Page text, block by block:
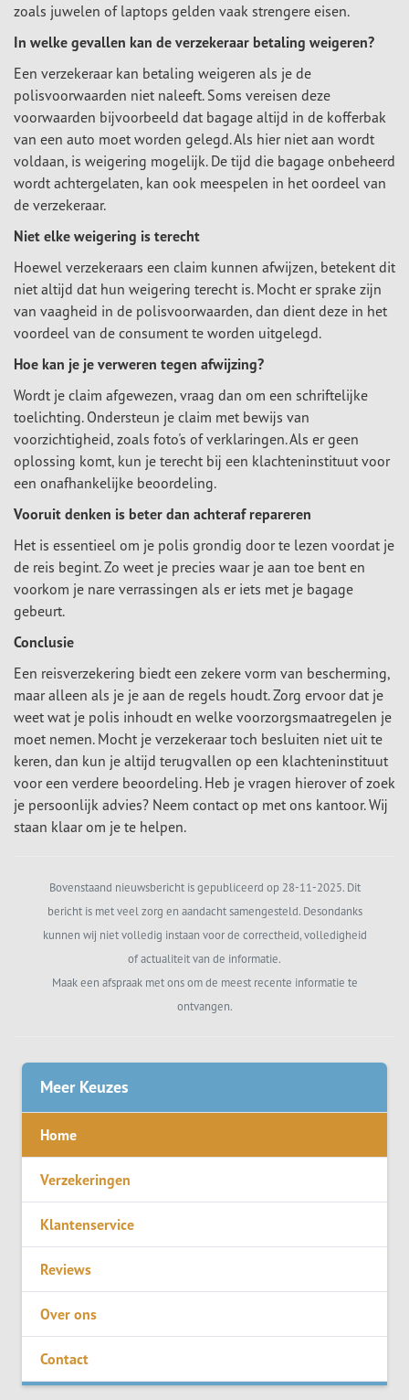
zoals juwelen of laptops gelden vaak strengere eisen.
In welke gevallen kan de verzekeraar betaling weigeren?
Een verzekeraar kan betaling weigeren als je de
polisvoorwaarden niet naleeft. Soms vereisen deze
voorwaarden bijvoorbeeld dat bagage altijd in de kofferbak
van een auto moet worden gelegd. Als hier niet aan wordt
voldaan, is weigering mogelijk. De tijd die bagage onbeheerd
wordt achtergelaten, kan ook meespelen in het oordeel van
de verzekeraar.
Niet elke weigering is terecht
Hoewel verzekeraars een claim kunnen afwijzen, betekent dit
niet altijd dat hun weigering terecht is. Mocht er sprake zijn
van vaagheid in de polisvoorwaarden, dan dient deze in het
voordeel van de consument te worden uitgelegd.
Hoe kan je je verweren tegen afwijzing?
Wordt je claim afgewezen, vraag dan om een schriftelijke
toelichting. Ondersteun je claim met bewijs van
voorzichtigheid, zoals foto's of verklaringen. Als er geen
oplossing komt, kun je terecht bij een klachteninstituut voor
een onafhankelijke beoordeling.
Vooruit denken is beter dan achteraf repareren
Het is essentieel om je polis grondig door te lezen voordat je
de reis begint. Zo weet je precies waar je aan toe bent en
voorkom je nare verrassingen als er iets met je bagage
gebeurt.
Conclusie
Een reisverzekering biedt een zekere vorm van bescherming,
maar alleen als je je aan de regels houdt. Zorg ervoor dat je
weet wat je polis inhoudt en welke voorzorgsmaatregelen je
moet nemen. Mocht je verzekeraar toch besluiten niet uit te
keren, dan kun je altijd terugvallen op een klachteninstituut
voor een verdere beoordeling. Heb je vragen hierover of zoek
je persoonlijk advies? Neem contact op met ons kantoor. Wij
staan klaar om je te helpen.
Bovenstaand nieuwsbericht is gepubliceerd op 28-11-2025. Dit
bericht is met veel zorg en aandacht samengesteld. Desondanks
kunnen wij niet volledig instaan voor de correctheid, volledigheid
of actualiteit van de informatie.
Maak een afspraak met ons om de meest recente informatie te
ontvangen.
Meer Keuzes
Home
Verzekeringen
Klantenservice
Reviews
Over ons
Contact